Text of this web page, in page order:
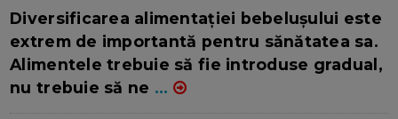
Diversificarea alimentației bebelușului este
extrem de importantă pentru sănătatea sa.
Alimentele trebuie să fie introduse gradual,
nu trebuie să ne ...